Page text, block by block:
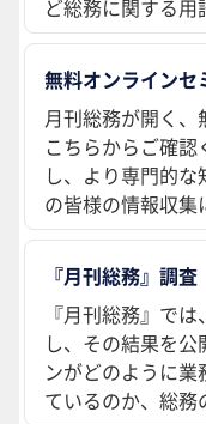
ど総務に関する用
無料オンラインセ
月刊総務が開く
こちらからご確
し、より専門的
の皆様の情報収集
『月刊総務』調査
『月刊総務』で
し、その結果を
ンがどのように
ているのか、総務